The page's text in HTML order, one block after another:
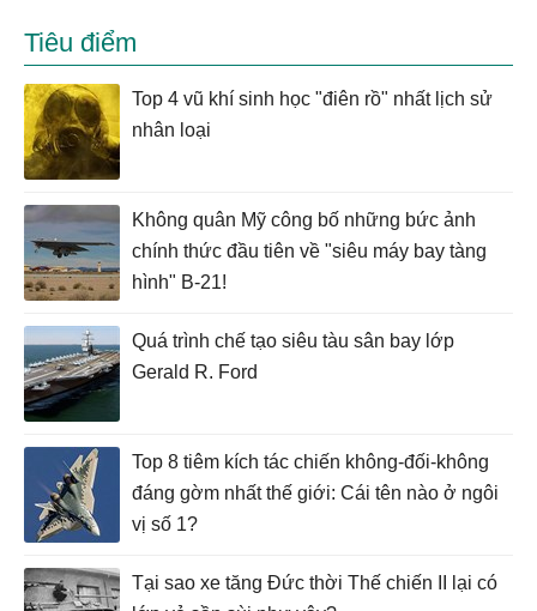
Tiêu điểm
Top 4 vũ khí sinh học "điên rồ" nhất lịch sử
nhân loại
Không quân Mỹ công bố những bức ảnh
chính thức đầu tiên về "siêu máy bay tàng
hình" B-21!
Quá trình chế tạo siêu tàu sân bay lớp
Gerald R. Ford
Top 8 tiêm kích tác chiến không-đối-không
đáng gờm nhất thế giới: Cái tên nào ở ngôi
vị số 1?
Tại sao xe tăng Đức thời Thế chiến II lại có